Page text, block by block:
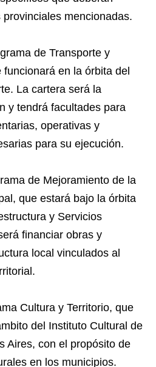
mencionadas.
de Transporte y
en la órbita del
La cartera será la
y tendrá facultades para
operativas y
para su ejecución.
de Mejoramiento de la
que estará bajo la órbita
y Servicios
financiar obras y
local vinculados al
Cultura y Territorio, que
del Instituto Cultural de
Aires, con el propósito de
en los municipios.